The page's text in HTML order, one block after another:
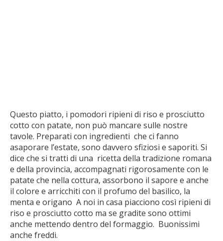
Questo piatto, i pomodori ripieni di riso e prosciutto
cotto con patate, non può mancare sulle nostre
tavole. Preparati con ingredienti che ci fanno
asaporare l’estate, sono davvero sfiziosi e saporiti. Si
dice che si tratti di una ricetta della tradizione romana
e della provincia, accompagnati rigorosamente con le
patate che nella cottura, assorbono il sapore e anche
il colore e arricchiti con il profumo del basilico, la
menta e origano A noi in casa piacciono così ripieni di
riso e prosciutto cotto ma se gradite sono ottimi
anche mettendo dentro del formaggio. Buonissimi
anche freddi.